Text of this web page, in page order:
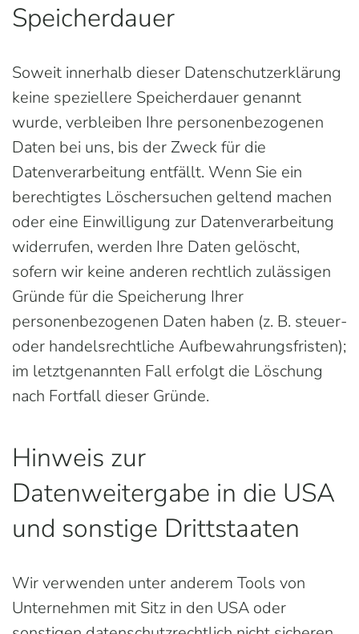
Speicherdauer
Soweit innerhalb dieser Datenschutzerklärung
keine speziellere Speicherdauer genannt
wurde, verbleiben Ihre personenbezogenen
Daten bei uns, bis der Zweck für die
Datenverarbeitung entfällt. Wenn Sie ein
berechtigtes Löschersuchen geltend machen
oder eine Einwilligung zur Datenverarbeitung
widerrufen, werden Ihre Daten gelöscht,
sofern wir keine anderen rechtlich zulässigen
Gründe für die Speicherung Ihrer
personenbezogenen Daten haben (z. B. steuer-
oder handelsrechtliche Aufbewahrungsfristen);
im letztgenannten Fall erfolgt die Löschung
nach Fortfall dieser Gründe.
Hinweis zur
Datenweitergabe in die USA
und sonstige Drittstaaten
Wir verwenden unter anderem Tools von
Unternehmen mit Sitz in den USA oder